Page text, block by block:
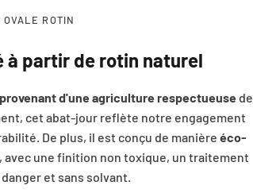
ROTIN
à partir de rotin naturel
d'une agriculture respectueuse de
cet abat-jour reflète notre engagement
De plus, il est conçu de manière éco-
, avec une finition non toxique, un traitement
et sans solvant.